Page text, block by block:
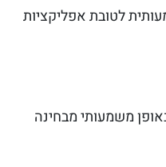
לטובת אפליקציות
משמעותי מבחינה